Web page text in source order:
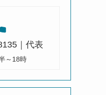
｜代表
～18時